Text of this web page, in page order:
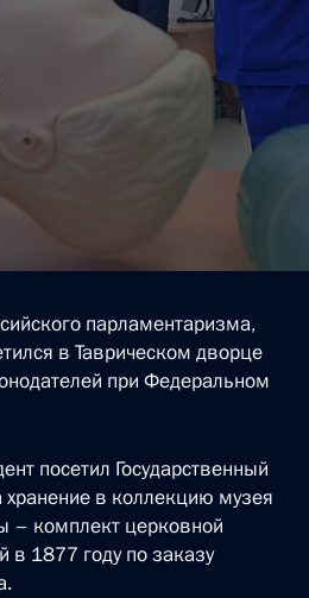
парламентаризма,
в Таврическом дворце
при Федеральном
посетил Государственный
в коллекцию музея
– комплект церковной
в 1877 году по заказу